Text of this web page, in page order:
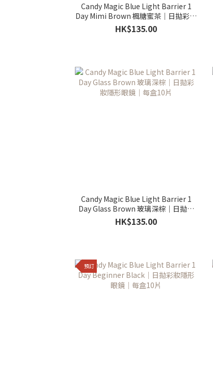
Candy Magic Blue Light Barrier 1
Day Mimi Brown 楓糖蜜茶｜日拋彩妝
隱形眼鏡｜每盒10片
HK$135.00
Candy Magic Blue Light Barrier 1
Day Glass Brown 玻璃深棕｜日拋彩
妝隱形眼鏡｜每盒10片
HK$135.00
預訂